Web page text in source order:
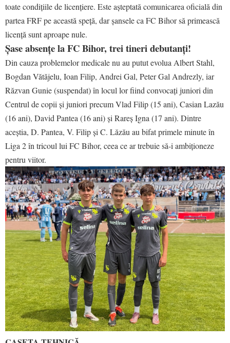
toate condițiile de licențiere. Este așteptată comunicarea oficială din
partea FRF pe această speță, dar șansele ca FC Bihor să primească
licență sunt aproape nule.
Șase absențe la FC Bihor, trei tineri debutanți!
Din cauza problemelor medicale nu au putut evolua Albert Stahl,
Bogdan Vătăjelu, Ioan Filip, Andrei Gal, Peter Gal Andrezly, iar
Răzvan Gunie (suspendat) în locul lor fiind convocați juniori din
Centrul de copii și juniori precum Vlad Filip (15 ani), Casian Lazău
(16 ani), David Pantea (16 ani) și Rareș Igna (17 ani). Dintre
aceștia, D. Pantea, V. Filip și C. Lăzău au bifat primele minute în
Liga 2 în tricoul lui FC Bihor, ceea ce ar trebuie să-i ambiționeze
pentru viitor.